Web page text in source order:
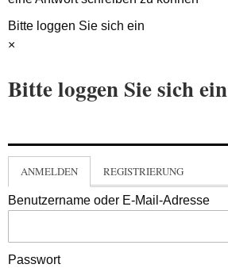
Bitte loggen Sie sich ein
×
Bitte loggen Sie sich ein
ANMELDEN REGISTRIERUNG
Benutzername oder E-Mail-Adresse
Passwort